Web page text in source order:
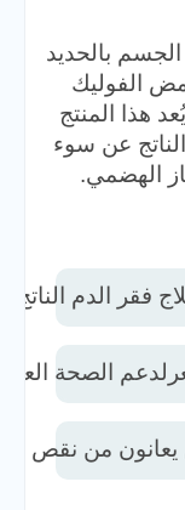
بالحديد
الفوليك
هذا المنتج
عن سوء
الهضمي.
فقر الدم
الصحة العامة
من نقص